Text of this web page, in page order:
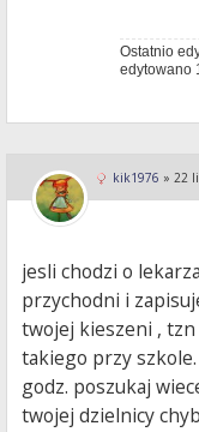
Ostatnio
edytowano
kik1976 » 22
jesli chodzi o
przychodni i
twojej kieszeni , tzn
takiego przy
godz. poszukaj
twojej dzielnicy